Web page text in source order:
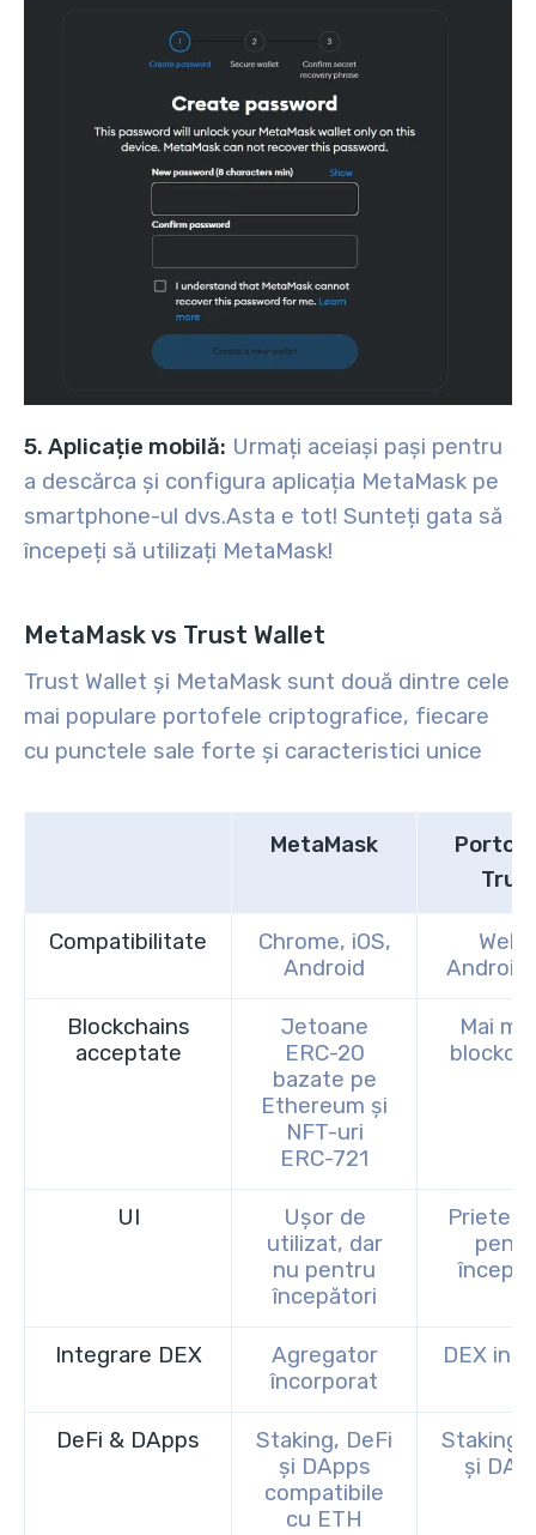
5. Aplicație mobilă: Urmați aceiași pași pentru
a descărca și configura aplicația MetaMask pe
smartphone-ul dvs.Asta e tot! Sunteți gata să
începeți să utilizați MetaMask!
MetaMask vs Trust Wallet
Trust Wallet și MetaMask sunt două dintre cele
mai populare portofele criptografice, fiecare
cu punctele sale forte și caracteristici unice
MetaMask
Compatibilitate
Chrome, iOS,
Android
Android,
Blockchains
acceptate
Jetoane
ERC-20
bazate pe
Ethereum și
NFT-uri
ERC-721
Mai
UI
Ușor de
utilizat, dar
nu pentru
începători
Integrare DEX
Agregator
încorporat
DEX
DeFi & DApps
Staking, DeFi
și DApps
compatibile
cu ETH
Staking,
și